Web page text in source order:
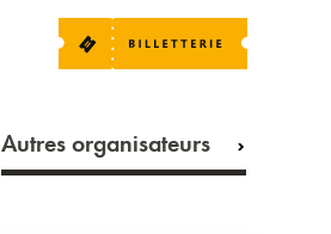
Autres organisateurs